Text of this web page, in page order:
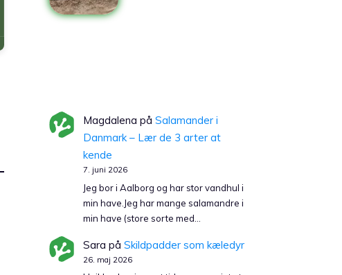
Magdalena på Salamander i
Danmark – Lær de 3 arter at
kende
7. juni 2026
Jeg bor i Aalborg og har stor vandhul i
min have.Jeg har mange salamandre i
min have (store sorte med…
Sara på Skildpadder som kæledyr
26. maj 2026